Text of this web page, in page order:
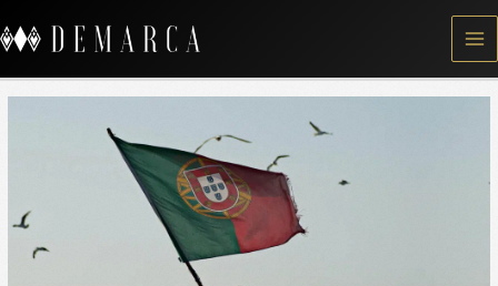
to
content